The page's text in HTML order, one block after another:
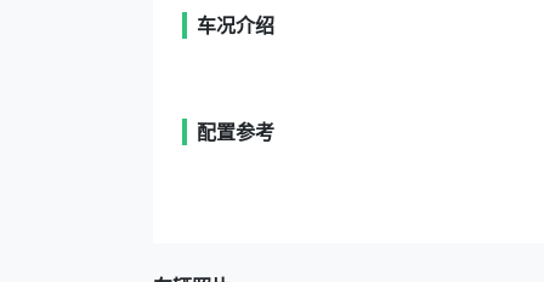
车况介绍
配置参考